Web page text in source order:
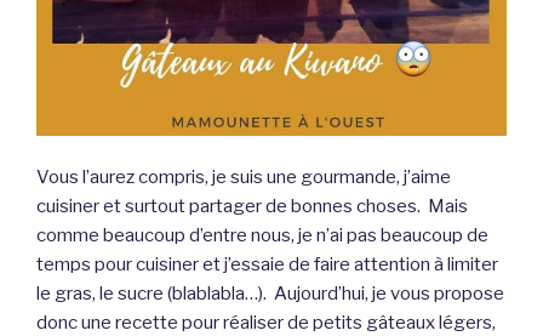
Vous l’aurez compris, je suis une gourmande, j’aime
cuisiner et surtout partager de bonnes choses. Mais
comme beaucoup d’entre nous, je n’ai pas beaucoup de
temps pour cuisiner et j’essaie de faire attention à limiter
le gras, le sucre (blablabla…). Aujourd’hui, je vous propose
donc une recette pour réaliser de petits gâteaux légers,